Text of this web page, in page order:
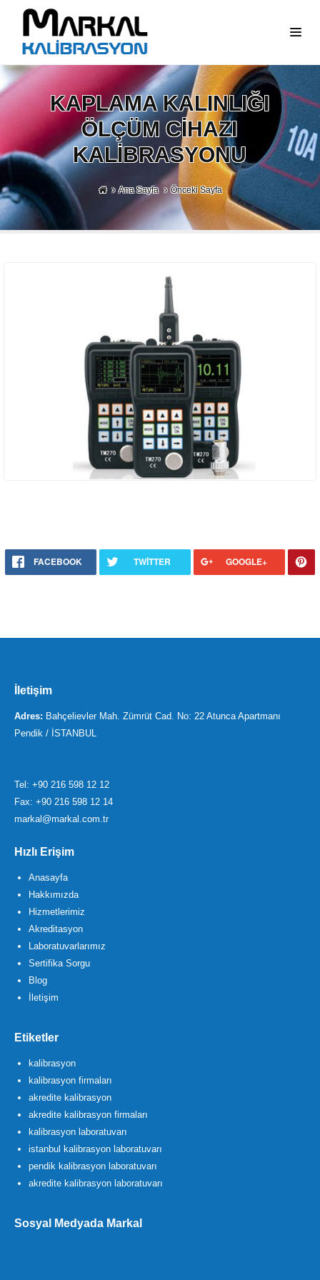
KAPLAMA KALINLIĞI
ÖLÇÜM CIHAZI
KALIBRASYONU
Ana Sayfa Önceki Sayfa
FACEBOOK TWITTER GOOGLE+
İletişim
Adres: Bahçelievler Mah. Zümrüt Cad. No: 22 Atunca Apartmanı
Pendik / İSTANBUL
Tel: +90 216 598 12 12
Fax: +90 216 598 12 14
markal@markal.com.tr
Hızlı Erişim
Anasayfa
Hakkımızda
Hizmetlerimiz
Akreditasyon
Laboratuvarlarımız
Sertifika Sorgu
Blog
İletişim
Etiketler
kalibrasyon
kalibrasyon firmaları
akredite kalibrasyon
akredite kalibrasyon firmaları
kalibrasyon laboratuvarı
istanbul kalibrasyon laboratuvarı
pendik kalibrasyon laboratuvarı
akredite kalibrasyon laboratuvarı
Sosyal Medyada Markal